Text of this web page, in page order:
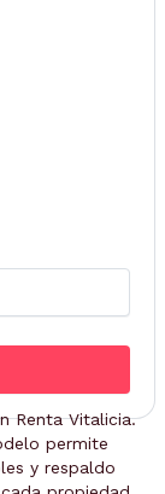
Renta Vitalicia.
permite
y respaldo